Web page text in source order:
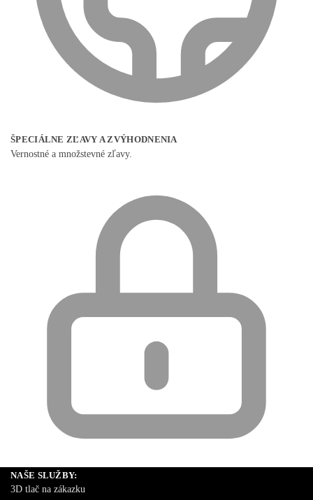
ŠPECIÁLNE ZĽAVY A ZVÝHODNENIA
Vernostné a množstevné zľavy.
NAŠE SLUŽBY:
3D tlač na zákazku